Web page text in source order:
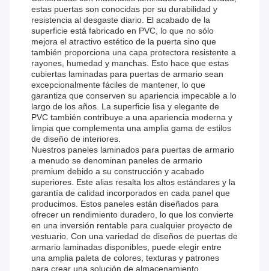
estas puertas son conocidas por su durabilidad y
resistencia al desgaste diario. El acabado de la
superficie está fabricado en PVC, lo que no sólo
mejora el atractivo estético de la puerta sino que
también proporciona una capa protectora resistente a
rayones, humedad y manchas. Esto hace que estas
cubiertas laminadas para puertas de armario sean
excepcionalmente fáciles de mantener, lo que
garantiza que conserven su apariencia impecable a lo
largo de los años. La superficie lisa y elegante de
PVC también contribuye a una apariencia moderna y
limpia que complementa una amplia gama de estilos
de diseño de interiores.
Nuestros paneles laminados para puertas de armario
a menudo se denominan paneles de armario
premium debido a su construcción y acabado
superiores. Este alias resalta los altos estándares y la
garantía de calidad incorporados en cada panel que
producimos. Estos paneles están diseñados para
ofrecer un rendimiento duradero, lo que los convierte
en una inversión rentable para cualquier proyecto de
vestuario. Con una variedad de diseños de puertas de
armario laminadas disponibles, puede elegir entre
una amplia paleta de colores, texturas y patrones
para crear una solución de almacenamiento